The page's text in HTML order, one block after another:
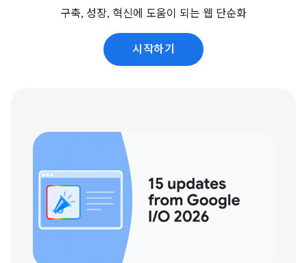
구축, 성장, 혁신에 도움이 되는 웹 단순화
시작하기